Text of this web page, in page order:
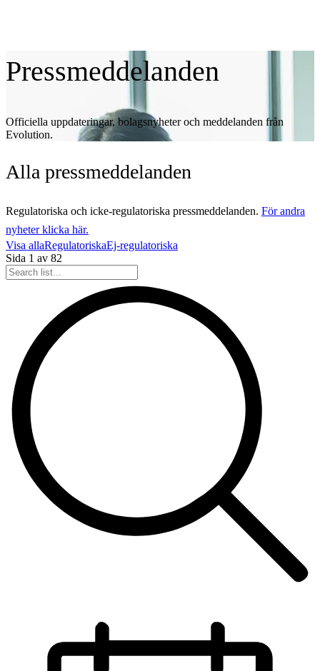
Pressmeddelanden
Officiella uppdateringar, bolagsnyheter och meddelanden från
Evolution.
Alla pressmeddelanden
Regulatoriska och icke-regulatoriska pressmeddelanden. För andra
nyheter klicka här.
Visa allaRegulatoriskaEj-regulatoriska
Sida 1 av 82